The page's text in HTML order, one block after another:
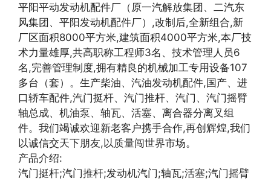
平阳平动发动机配件厂（原一汽解放集团、二汽东
风集团、平阳发动机配件厂）,改制后,全新组合,新
厂区面积8000平方米,建筑面积4000平方米,本厂技
术力量雄厚,共高职称工程师3名、技术管理人员6
名,完善管理制度,拥有精良的机械加工专用设备107
多台（套）。生产柴油、汽油发动机配件,国产、进
口轿车配件,汽门挺杆、汽门推杆、汽门、汽门摇臂
轴总成、机油泵、轴瓦、活塞、离合器分离叉组
件。我们竭诚欢迎新老客户携手合作,再创辉煌,我们
以诚信交天下朋友,以质量闯世界市场。
产品介绍:
汽门挺杆;汽门推杆;发动机汽门;轴瓦;活塞;汽门摇臂